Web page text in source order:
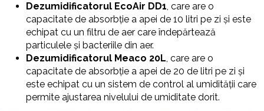
Dezumidificatorul EcoAir DD1, care are o
capacitate de absorbție a apei de 10 litri pe zi și este
echipat cu un filtru de aer care îndepărtează
particulele și bacteriile din aer.
Dezumidificatorul Meaco 20L, care are o
capacitate de absorbție a apei de 20 de litri pe zi și
este echipat cu un sistem de control al umidității care
permite ajustarea nivelului de umiditate dorit.